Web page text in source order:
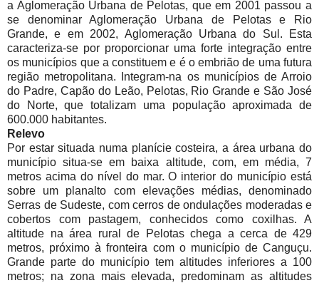
a Aglomeração Urbana de Pelotas, que em 2001 passou a
se denominar Aglomeração Urbana de Pelotas e Rio
Grande, e em 2002, Aglomeração Urbana do Sul. Esta
caracteriza-se por proporcionar uma forte integração entre
os municípios que a constituem e é o embrião de uma futura
região metropolitana. Integram-na os municípios de Arroio
do Padre, Capão do Leão, Pelotas, Rio Grande e São José
do Norte, que totalizam uma população aproximada de
600.000 habitantes.
Relevo
Por estar situada numa planície costeira, a área urbana do
município situa-se em baixa altitude, com, em média, 7
metros acima do nível do mar. O interior do município está
sobre um planalto com elevações médias, denominado
Serras de Sudeste, com cerros de ondulações moderadas e
cobertos com pastagem, conhecidos como coxilhas. A
altitude na área rural de Pelotas chega a cerca de 429
metros, próximo à fronteira com o município de Canguçu.
Grande parte do município tem altitudes inferiores a 100
metros; na zona mais elevada, predominam as altitudes